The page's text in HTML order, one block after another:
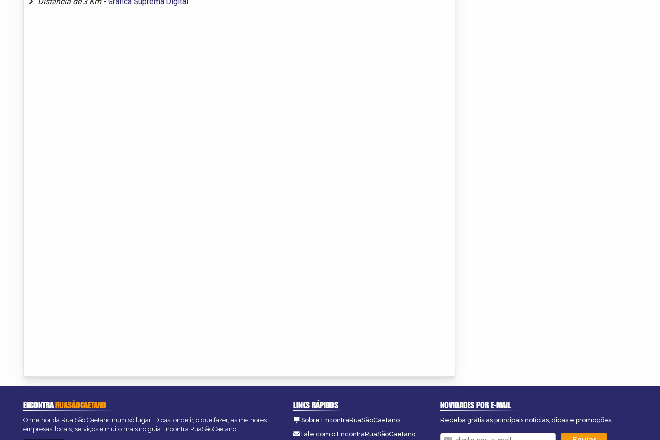
ENCONTRARUASÃOCAETANO
O melhor da Rua São Caetano num só lugar! Dicas, onde ir, o que fazer, as melhores
empresas, locais, serviços e muito mais no guia Encontra RuaSãoCaetano.
LINKS RÁPIDOS
Sobre EncontraRuaSãoCaetano
Fale com o EncontraRuaSãoCaetano
NOVIDADES POR E-MAIL
Receba grátis as principais notícias, dicas e promoções